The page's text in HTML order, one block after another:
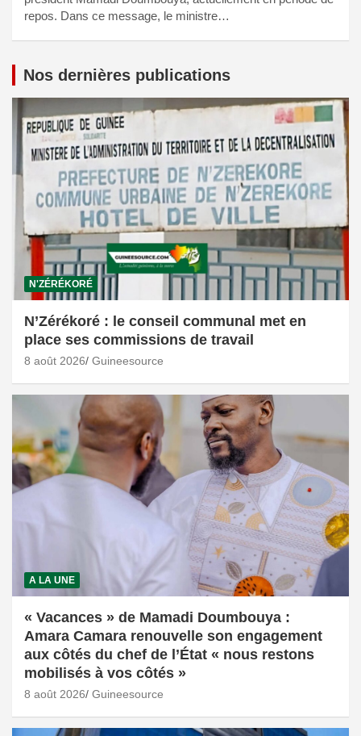
repos. Dans ce message, le ministre…
Nos dernières publications
N'ZÉRÉKORÉ
N’Zérékoré : le conseil communal met en
place ses commissions de travail
8 août 2026 Guineesource
A LA UNE
« Vacances » de Mamadi Doumbouya :
Amara Camara renouvelle son engagement
aux côtés du chef de l’État « nous restons
mobilisés à vos côtés »
8 août 2026 Guineesource